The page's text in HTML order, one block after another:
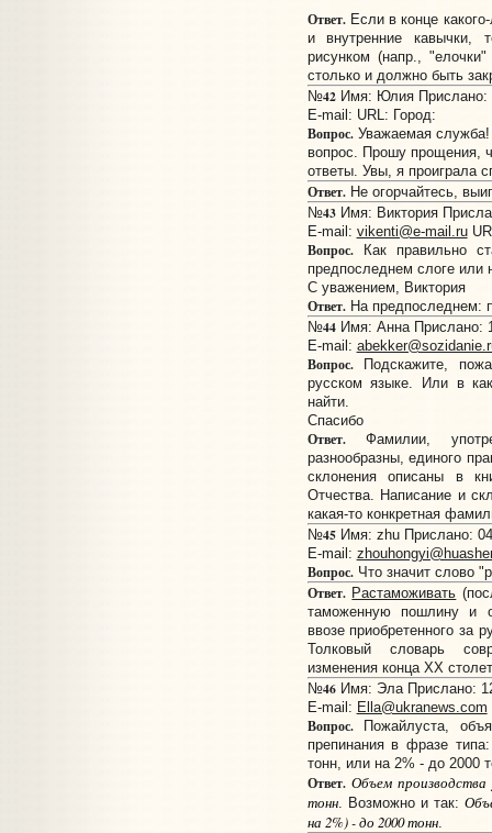
Ответ.Если в конце
и внутренние кавычки,
рисунком (напр.,
столько и должно быть
№42Имя: Юлия Прислано:
E-mail: URL: Город:
Вопрос.Уважаемая служба!
вопрос. Прошу прощения,
ответы. Увы, я проиграла
Ответ.Не огорчайтесь,
№43Имя: Виктория
E-mail: vikenti@e-mail.ru
Вопрос.Как правильно
предпоследнем слоге или
С уважением, Виктория
Ответ.На предпоследнем:
№44Имя: Анна Прислано:
E-mail:
Вопрос.Подскажите,
русском языке. Или в
найти.
Спасибо
Ответ.Фамилии,
разнообразны, единого
склонения описаны в
Отчества. Написание и
какая-то конкретная
№45Имя: zhu Прислано:
E-mail:
Вопрос.Что значит слово
Ответ. Растаможивать
таможенную пошлину и
ввозе приобретенного за
Толковый словарь
изменения конца XX
№46Имя: Эла Прислано:
E-mail: Ella@ukranews.com
Вопрос.Пожайлуста,
препинания в фразе
тонн, или на 2% - до 2000
Ответ. Объем производства
тонн. Возможно и так:
на 2%) - до 2000 тонн.